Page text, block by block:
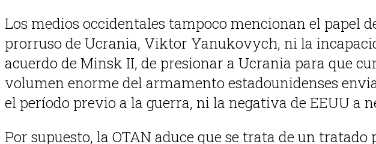
Los medios occidentales tampoco mencionan el papel
prorruso de Ucrania, Viktor Yanukovych, ni la
acuerdo de Minsk II, de presionar a Ucrania para que
volumen enorme del armamento estadounidenses
el período previo a la guerra, ni la negativa de EEUU a
Por supuesto, la OTAN aduce que se trata de un